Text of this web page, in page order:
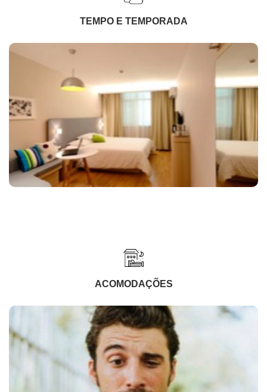
TEMPO E TEMPORADA
ACOMODAÇÕES